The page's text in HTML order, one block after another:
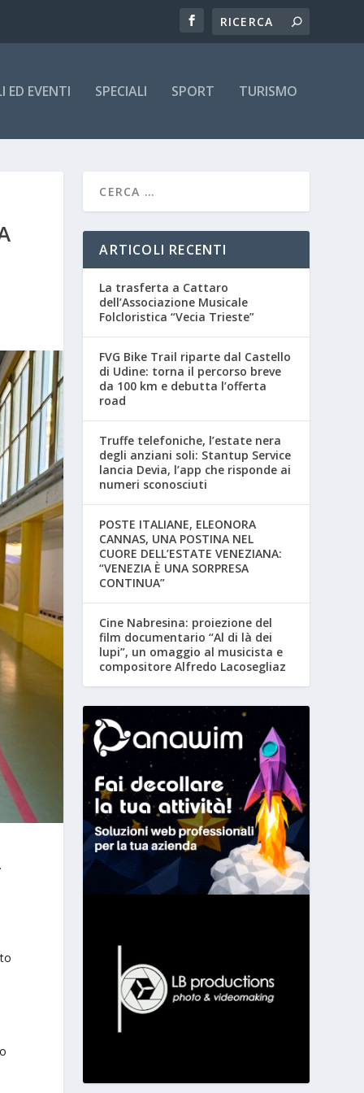
ED EVENTI SPECIALI SPORT TURISMO
ARTICOLI RECENTI
La trasferta a Cattaro
dell’Associazione Musicale
Folcloristica “Vecia Trieste”
FVG Bike Trail riparte dal Castello
di Udine: torna il percorso breve
da 100 km e debutta l’offerta
road
Truffe telefoniche, l’estate nera
degli anziani soli: Stantup Service
lancia Devia, l’app che risponde ai
numeri sconosciuti
POSTE ITALIANE, ELEONORA
CANNAS, UNA POSTINA NEL
CUORE DELL’ESTATE VENEZIANA:
“VENEZIA È UNA SORPRESA
CONTINUA”
Cine Nabresina: proiezione del
film documentario “Al di là dei
lupi”, un omaggio al musicista e
compositore Alfredo Lacosegliaz